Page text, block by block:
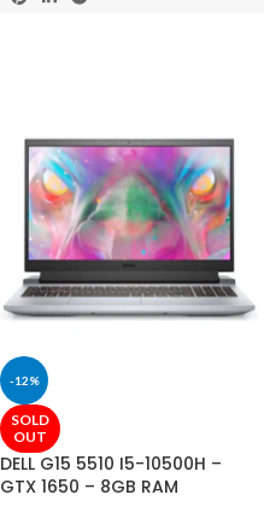
-12%
SOLD
OUT
DELL G15 5510 I5-10500H –
GTX 1650 – 8GB RAM